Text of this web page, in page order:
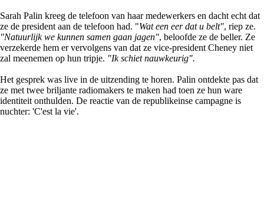
Sarah Palin kreeg de telefoon van haar medewerkers en dacht echt dat
ze de president aan de telefoon had. "Wat een eer dat u belt", riep ze.
"Natuurlijk we kunnen samen gaan jagen", beloofde ze de beller. Ze
verzekerde hem er vervolgens van dat ze vice-president Cheney niet
zal meenemen op hun tripje. "Ik schiet nauwkeurig".
Het gesprek was live in de uitzending te horen. Palin ontdekte pas dat
ze met twee briljante radiomakers te maken had toen ze hun ware
identiteit onthulden. De reactie van de republikeinse campagne is
nuchter: 'C'est la vie'.